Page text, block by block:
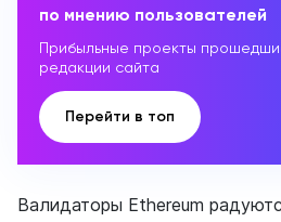
по мнению пользователей
Прибыльные проекты
редакции сайта
Перейти в топ
Валидаторы Ethereum